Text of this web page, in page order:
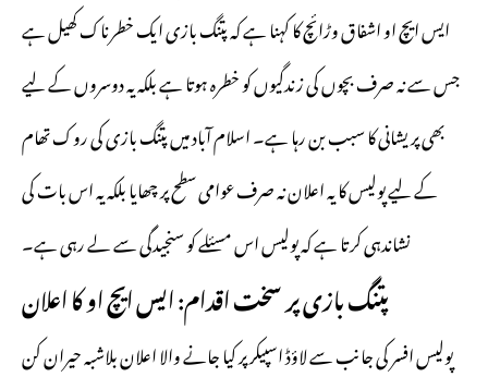
ایس ایچ او اشفاق وڑائچ کا کہنا ہے کہ پتنگ بازی ایک خطرناک کھیل ہے
جس سے نہ صرف بچوں کی زندگیوں کو خطرہ ہوتا ہے بلکہ یہ دوسروں کے لیے
بھی پریشانی کا سبب بن رہا ہے۔ اسلام آباد میں پتنگ بازی کی روک تھام
کے لیے پولیس کا یہ اعلان نہ صرف عوامی سطح پر چھایا بلکہ یہ اس بات کی
نشاندہی کرتا ہے کہ پولیس اس مسئلے کو سنجیدگی سے لے رہی ہے۔
پتنگ بازی پر سخت اقدام: ایس ایچ او کا اعلان
پولیس افسر کی جانب سے لاؤڈ اسپیکر پر کیا جانے والا اعلان بلاشبہ حیران کن